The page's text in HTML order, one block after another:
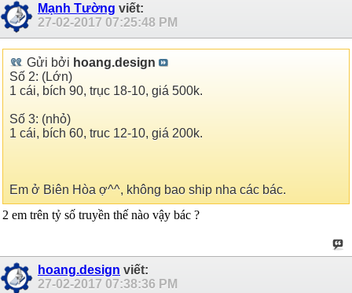
Mạnh Tường viết:
27-02-2017 07:25:48 PM
Gửi bởi hoang.design
Số 2: (Lớn)
1 cái, bích 90, trục 18-10, giá 500k.
Số 3: (nhỏ)
1 cái, bích 60, truc 12-10, giá 200k.
Em ở Biên Hòa ợ^^, không bao ship nha các bác.
2 em trên tỷ số truyền thế nào vậy bác ?
hoang.design viết:
27-02-2017 07:38:36 PM